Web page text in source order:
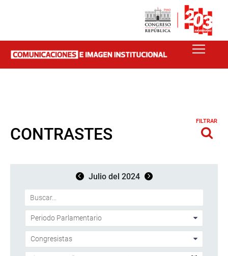
CONTRASTES
FILTRAR
Julio del 2024